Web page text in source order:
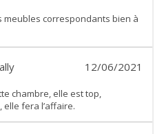
meubles correspondants bien à
12/06/2021
chambre, elle est top,
elle fera l’affaire.